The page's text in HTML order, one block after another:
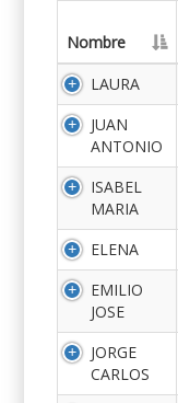
Nombre
LAURA
JUAN
ANTONIO
ISABEL
MARIA
ELENA
EMILIO
JOSE
JORGE
CARLOS